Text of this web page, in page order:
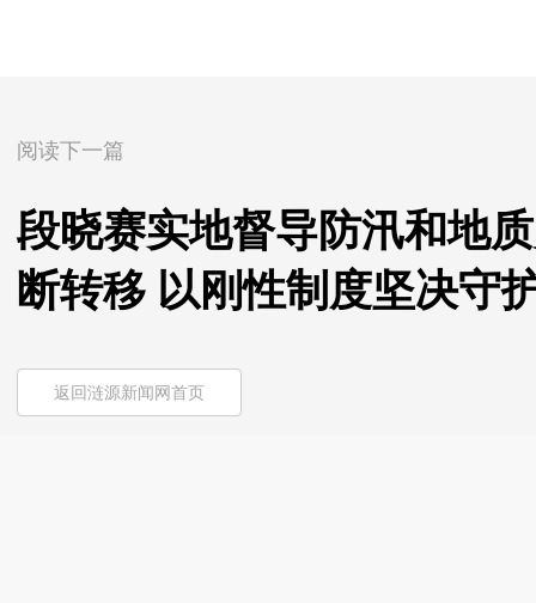
阅读下一篇
段晓赛实地督导防汛和地
断转移 以刚性制度坚决守
返回涟源新闻网首页